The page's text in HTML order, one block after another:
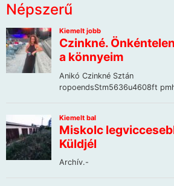
Népszerű